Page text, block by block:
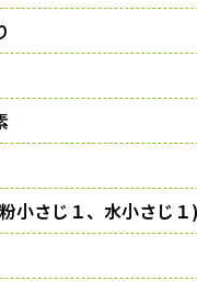
小さじ１、水小さじ１